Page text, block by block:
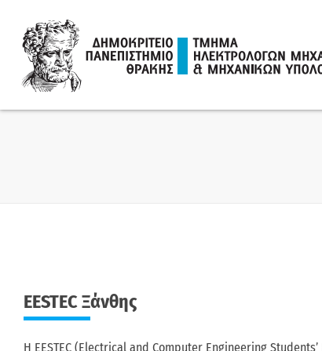
content
EESTEC Ξάνθης
H EESTEC (Electrical and Computer Engineering